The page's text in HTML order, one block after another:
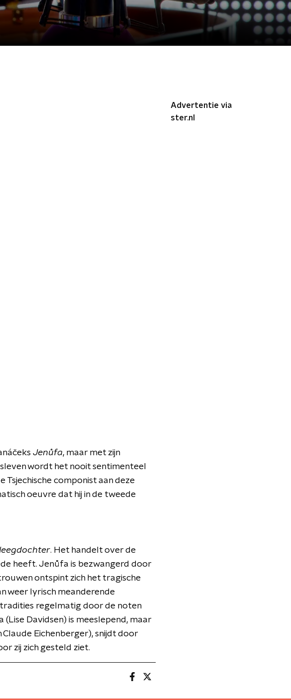
Jenůfa, maar met zijn
wordt het nooit sentimenteel
componist aan deze
oeuvre dat hij in de tweede
. Het handelt over de
heeft. Jenůfa is bezwangerd door
ontspint zich het tragische
weer lyrisch meanderende
regelmatig door de noten
Davidsen) is meeslepend, maar
Eichenberger), snijdt door
zij zich gesteld ziet.
Advertentie via
ster.nl